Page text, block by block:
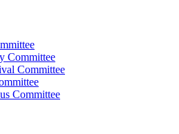
Committee
Committee
Committee